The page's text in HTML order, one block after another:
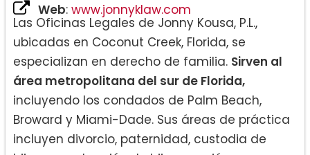
Web: www.jonnyklaw.com
Las Oficinas Legales de Jonny Kousa, P.L.,
ubicadas en Coconut Creek, Florida, se
especializan en derecho de familia. Sirven al
área metropolitana del sur de Florida,
incluyendo los condados de Palm Beach,
Broward y Miami-Dade. Sus áreas de práctica
incluyen divorcio, paternidad, custodia de